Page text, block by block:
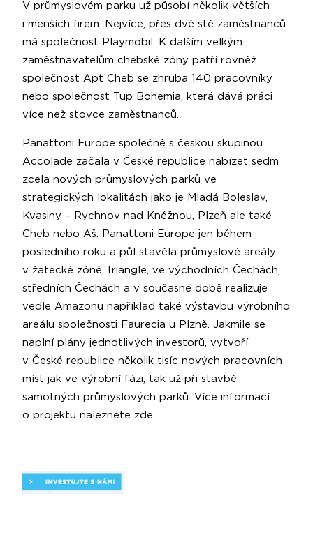
V průmyslovém parku už působí několik větších
i menších firem. Nejvíce, přes dvě stě zaměstnanců
má společnost Playmobil. K dalším velkým
zaměstnavatelům chebské zóny patří rovněž
společnost Apt Cheb se zhruba 140 pracovníky
nebo společnost Tup Bohemia, která dává práci
více než stovce zaměstnanců.
Panattoni Europe společně s českou skupinou
Accolade začala v České republice nabízet sedm
zcela nových průmyslových parků ve
strategických lokalitách jako je Mladá Boleslav,
Kvasiny – Rychnov nad Kněžnou, Plzeň ale také
Cheb nebo Aš. Panattoni Europe jen během
posledního roku a půl stavěla průmyslové areály
v žatecké zóně Triangle, ve východních Čechách,
středních Čechách a v současné době realizuje
vedle Amazonu například také výstavbu výrobního
areálu společnosti Faurecia u Plzně. Jakmile se
naplní plány jednotlivých investorů, vytvoří
v České republice několik tisíc nových pracovních
míst jak ve výrobní fázi, tak už při stavbě
samotných průmyslových parků. Více informací
o projektu naleznete zde.